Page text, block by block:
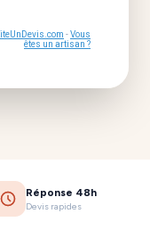
-Vous
êtes un artisan ?
Réponse 48h
Devis rapides